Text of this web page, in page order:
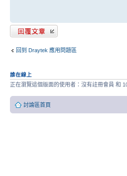
發表回覆
回到 Draytek 應用問題區
誰在線上
正在瀏覽這個版面的使用者：沒有註冊會員 和
討論區首頁